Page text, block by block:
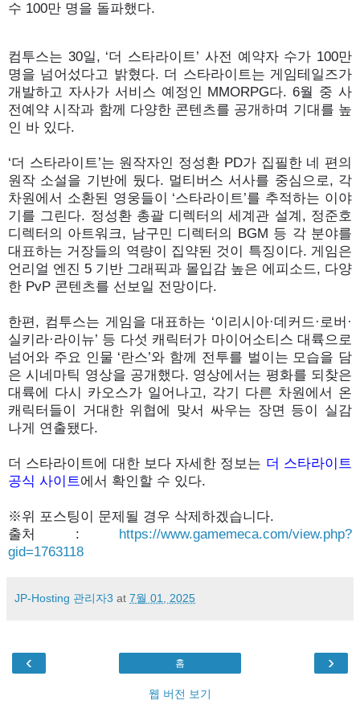
수 100만 명을 돌파했다.
컴투스는 30일, ‘더 스타라이트’ 사전 예약자 수가 100만
명을 넘어섰다고 밝혔다. 더 스타라이트는 게임테일즈가
개발하고 자사가 서비스 예정인 MMORPG다. 6월 중 사
전예약 시작과 함께 다양한 콘텐츠를 공개하며 기대를 높
인 바 있다.
‘더 스타라이트’는 원작자인 정성환 PD가 집필한 네 편의
원작 소설을 기반에 뒀다. 멀티버스 서사를 중심으로, 각
차원에서 소환된 영웅들이 ‘스타라이트’를 추적하는 이야
기를 그린다. 정성환 총괄 디렉터의 세계관 설계, 정준호
디렉터의 아트워크, 남구민 디렉터의 BGM 등 각 분야를
대표하는 거장들의 역량이 집약된 것이 특징이다. 게임은
언리얼 엔진 5 기반 그래픽과 몰입감 높은 에피소드, 다양
한 PvP 콘텐츠를 선보일 전망이다.
한편, 컴투스는 게임을 대표하는 ‘이리시아·데커드·로버·
실키라·라이뉴’ 등 다섯 캐릭터가 마이어소티스 대륙으로
넘어와 주요 인물 ‘란스’와 함께 전투를 벌이는 모습을 담
은 시네마틱 영상을 공개했다. 영상에서는 평화를 되찾은
대륙에 다시 카오스가 일어나고, 각기 다른 차원에서 온
캐릭터들이 거대한 위협에 맞서 싸우는 장면 등이 실감
나게 연출됐다.
더 스타라이트에 대한 보다 자세한 정보는 더 스타라이트
공식 사이트에서 확인할 수 있다.
※위 포스팅이 문제될 경우 삭제하겠습니다.
출처 : https://www.gamemeca.com/view.php?
gid=1763118
JP-Hosting 관리자3 at 7월 01, 2025
‹ ›
홈
웹 버전 보기